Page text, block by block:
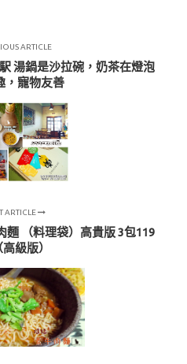
ARTICLE
湯鍋是沙拉碗，奶茶在燈泡
，寵物友善
ARTICLE
麵 （料理袋）高貴版 3包119
級版）